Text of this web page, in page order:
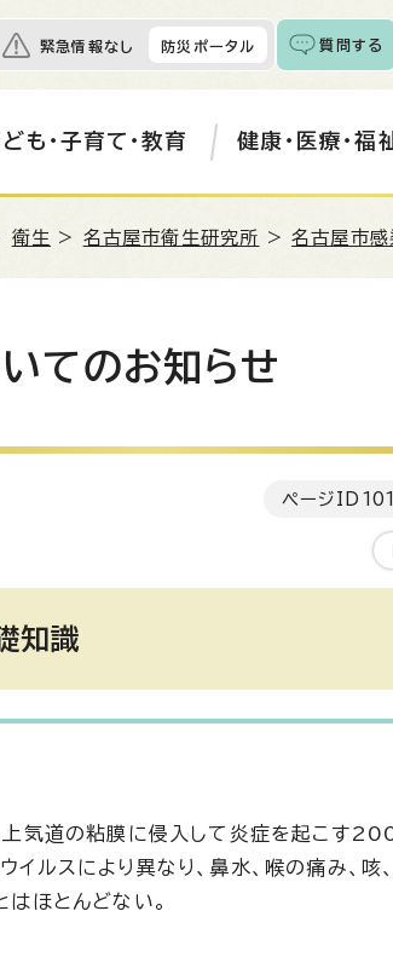
緊急情報なし 防災ポータル 質問する
も・子育て・教育 健康・医療・福
衛生 > 名古屋市衛生研究所 >名古屋市感
てのお知らせ
ページID
知識
上気道の粘膜に侵入して炎症を起こす
ルスにより異なり、鼻水、喉の痛み、咳
はほとんどない。